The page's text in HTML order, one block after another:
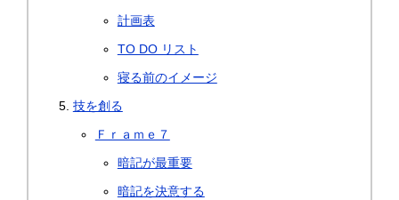
計画表
TO DO リスト
寝る前のイメージ
技を創る
Ｆｒａｍｅ７
暗記が最重要
暗記を決意する